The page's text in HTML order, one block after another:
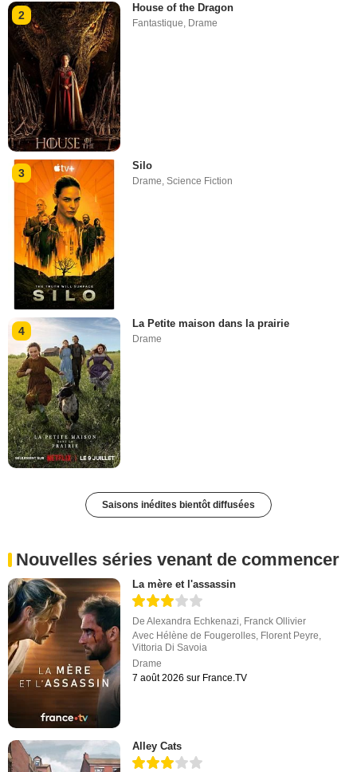
2
House of the Dragon
Fantastique Drame
3
Silo
Drame,Science Fiction
4
La Petite maison dans la prairie
Drame
Saisons inédites bientôt diffusées
Nouvelles séries venant de commencer
La mère et l'assassin
DeAlexandra Echkenazi Franck Ollivier
Avec Hélène de Fougerolles Florent Peyre
Vittoria Di Savoia
Drame
7 août 2026 sur France.TV
Alley Cats